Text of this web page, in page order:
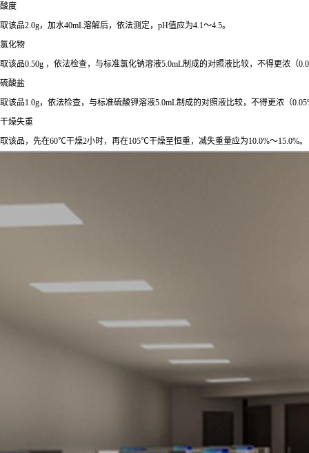
酸度
取该品2.0g，加水40mL溶解后，依法测定，pH值应为4.1～4.5。
氯化物
取该品0.50g ，依法检查，与标准氯化钠溶液5.0mL制成的对照液比较，不得更浓（
硫酸盐
取该品1.0g，依法检查，与标准硫酸钾溶液5.0mL制成的对照液比较，不得更浓（
干燥失重
取该品，先在60℃干燥2小时，再在105℃干燥至恒重，减失重量应为10.0%～15.0%。